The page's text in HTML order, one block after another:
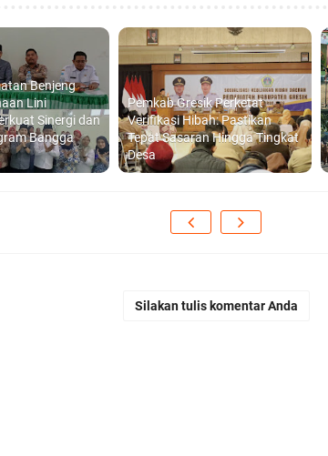
Benjeng
Lini
Sinergi dan
Bangga
Pemkab Gresik Perketat
Verifikasi Hibah: Pastikan
Tepat Sasaran Hingga Tingkat
Desa
Silakan tulis komentar Anda